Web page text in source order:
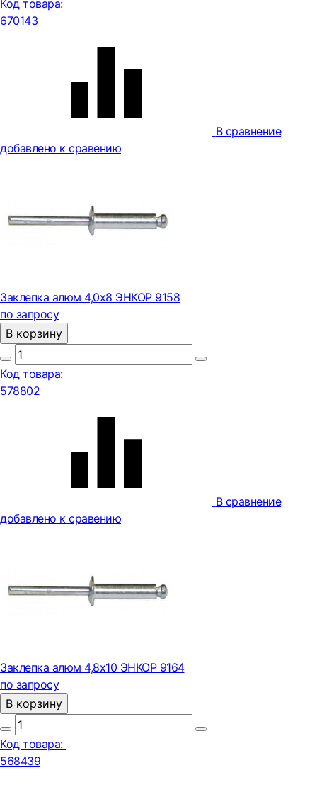
Код товара:
670143
В сравнение
добавлено к сравению
Заклепка алюм 4,0х8 ЭНКОР 9158
по запросу
В корзину
Код товара:
578802
В сравнение
добавлено к сравению
Заклепка алюм 4,8х10 ЭНКОР 9164
по запросу
В корзину
Код товара:
568439